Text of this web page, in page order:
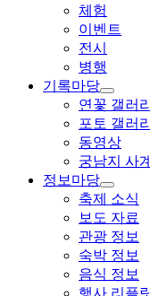
체험
이벤트
전시
병행
기록마당
연꽃 갤러리
포토 갤러리
동영상
궁남지 사계
정보마당
축제 소식
보도 자료
관광 정보
숙박 정보
음식 정보
행사 리플